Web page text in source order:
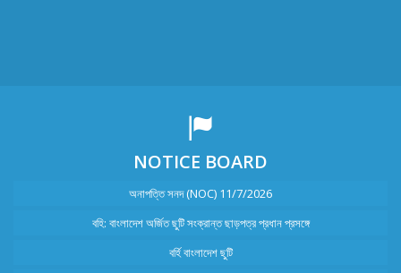
NOTICE BOARD
অনাপত্তি সনদ (NOC) 11/7/2026
বহি: বাংলাদেশ অর্জিত ছুটি সংক্রান্ত ছাড়পত্র প্রধান প্রসঙ্গে
বর্হি বাংলাদেশ ছুটি